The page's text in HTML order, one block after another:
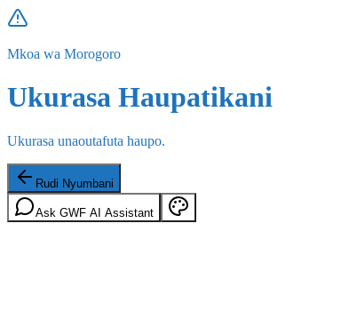
Mkoa wa Morogoro
Ukurasa Haupatikani
Ukurasa unaoutafuta haupo.
Rudi Nyumbani
Ask GWF AI Assistant